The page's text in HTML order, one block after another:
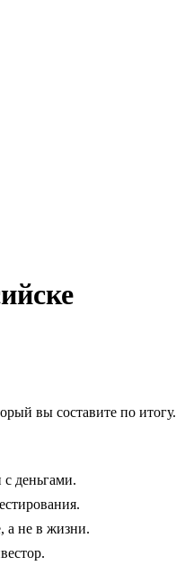
вы составите по итогу.
деньгами.
а не в жизни.